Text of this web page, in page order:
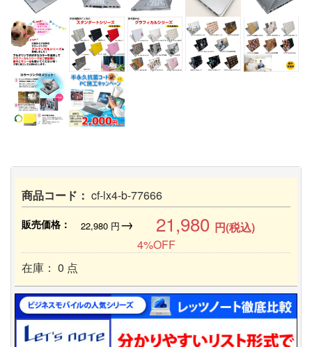
商品コード： cf-lx4-b-77666
販売価格： 22,980円→ 21,980 円(税込)
4%OFF
在庫： 0 点